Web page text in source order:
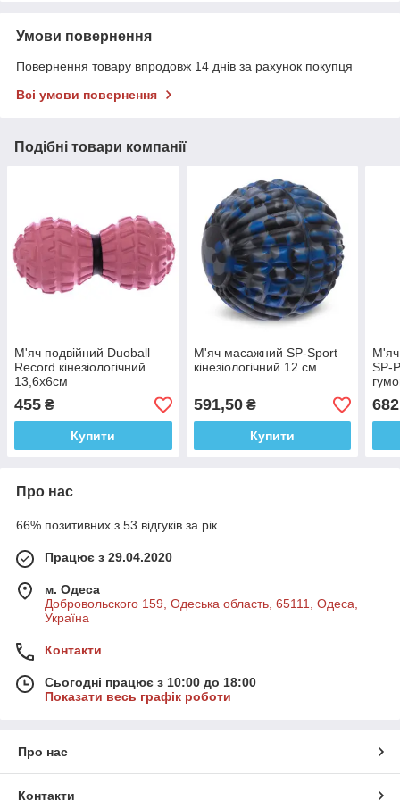
Умови повернення
Повернення товару впродовж 14 днів за рахунок покупця
Всі умови повернення
Подібні товари компанії
М'яч подвійний Duoball
Record кінезіологічний
13,6x6см
455 ₴
Купити
М'яч масажний SP-Sport
кінезіологічний 12 см
591,50₴
Купити
М'яч
SP-
Про нас
66% позитивних з 53 відгуків за рік
Працює з 29.04.2020
м. Одеса
Добровольского 159, Одеська область, 65111, Одеса,
Україна
Контакти
Сьогодні працює з 10:00 до 18:00
Показати весь графік роботи
Про нас
Контакти